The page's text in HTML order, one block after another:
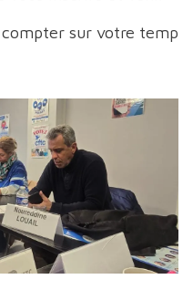
sur votre temp